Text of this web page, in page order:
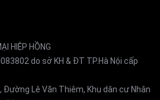
HIỆP HỒNG
do sở KH & ĐT TP.Hà Nội cấp
Lê Văn Thiêm, Khu dân cư Nhân